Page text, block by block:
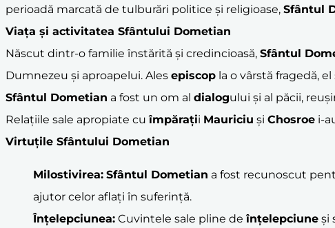
perioadă marcată de tulburări politice și religioase, Sfântul
Viața și activitatea Sfântului Dometian
Născut dintr-o familie înstărită și credincioasă, Sfântul
Dumnezeu și aproapelui. Ales episcop la o vârstă fragedă,
Sfântul Dometian a fost un om al dialogului și al păcii,
Relațiile sale apropiate cu împărații Mauriciu și Chosroe i-
Virtuțile Sfântului Dometian
Milostivirea: Sfântul Dometian a fost recunoscut
ajutor celor aflați în suferință.
Înțelepciunea: Cuvintele sale pline de înțelepciune și